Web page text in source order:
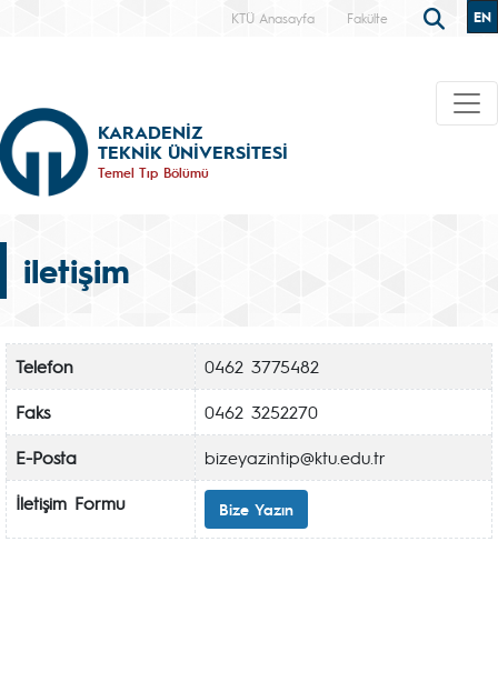
KTÜ Anasayfa Fakülte EN
KARADENİZ
TEKNİK ÜNİVERSİTESİ
Temel Tıp Bölümü
iletişim
Telefon
0462 3775482
Faks
0462 3252270
E-Posta
bizeyazintip@ktu.edu.tr
İletişim Formu
Bize Yazın